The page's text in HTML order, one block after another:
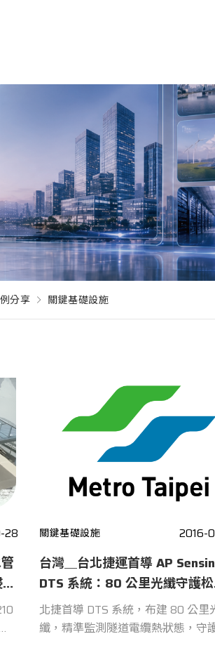
分享 關鍵基礎設施
28 關鍵基礎設施 2016-
台灣＿台北捷運首導 AP
DTS 系統：80 公里光纖守護松
山、信義線高壓電纜安全
北捷首導 DTS 系統，布建 80 公里
纖，精準監測隧道電纜熱狀態，守